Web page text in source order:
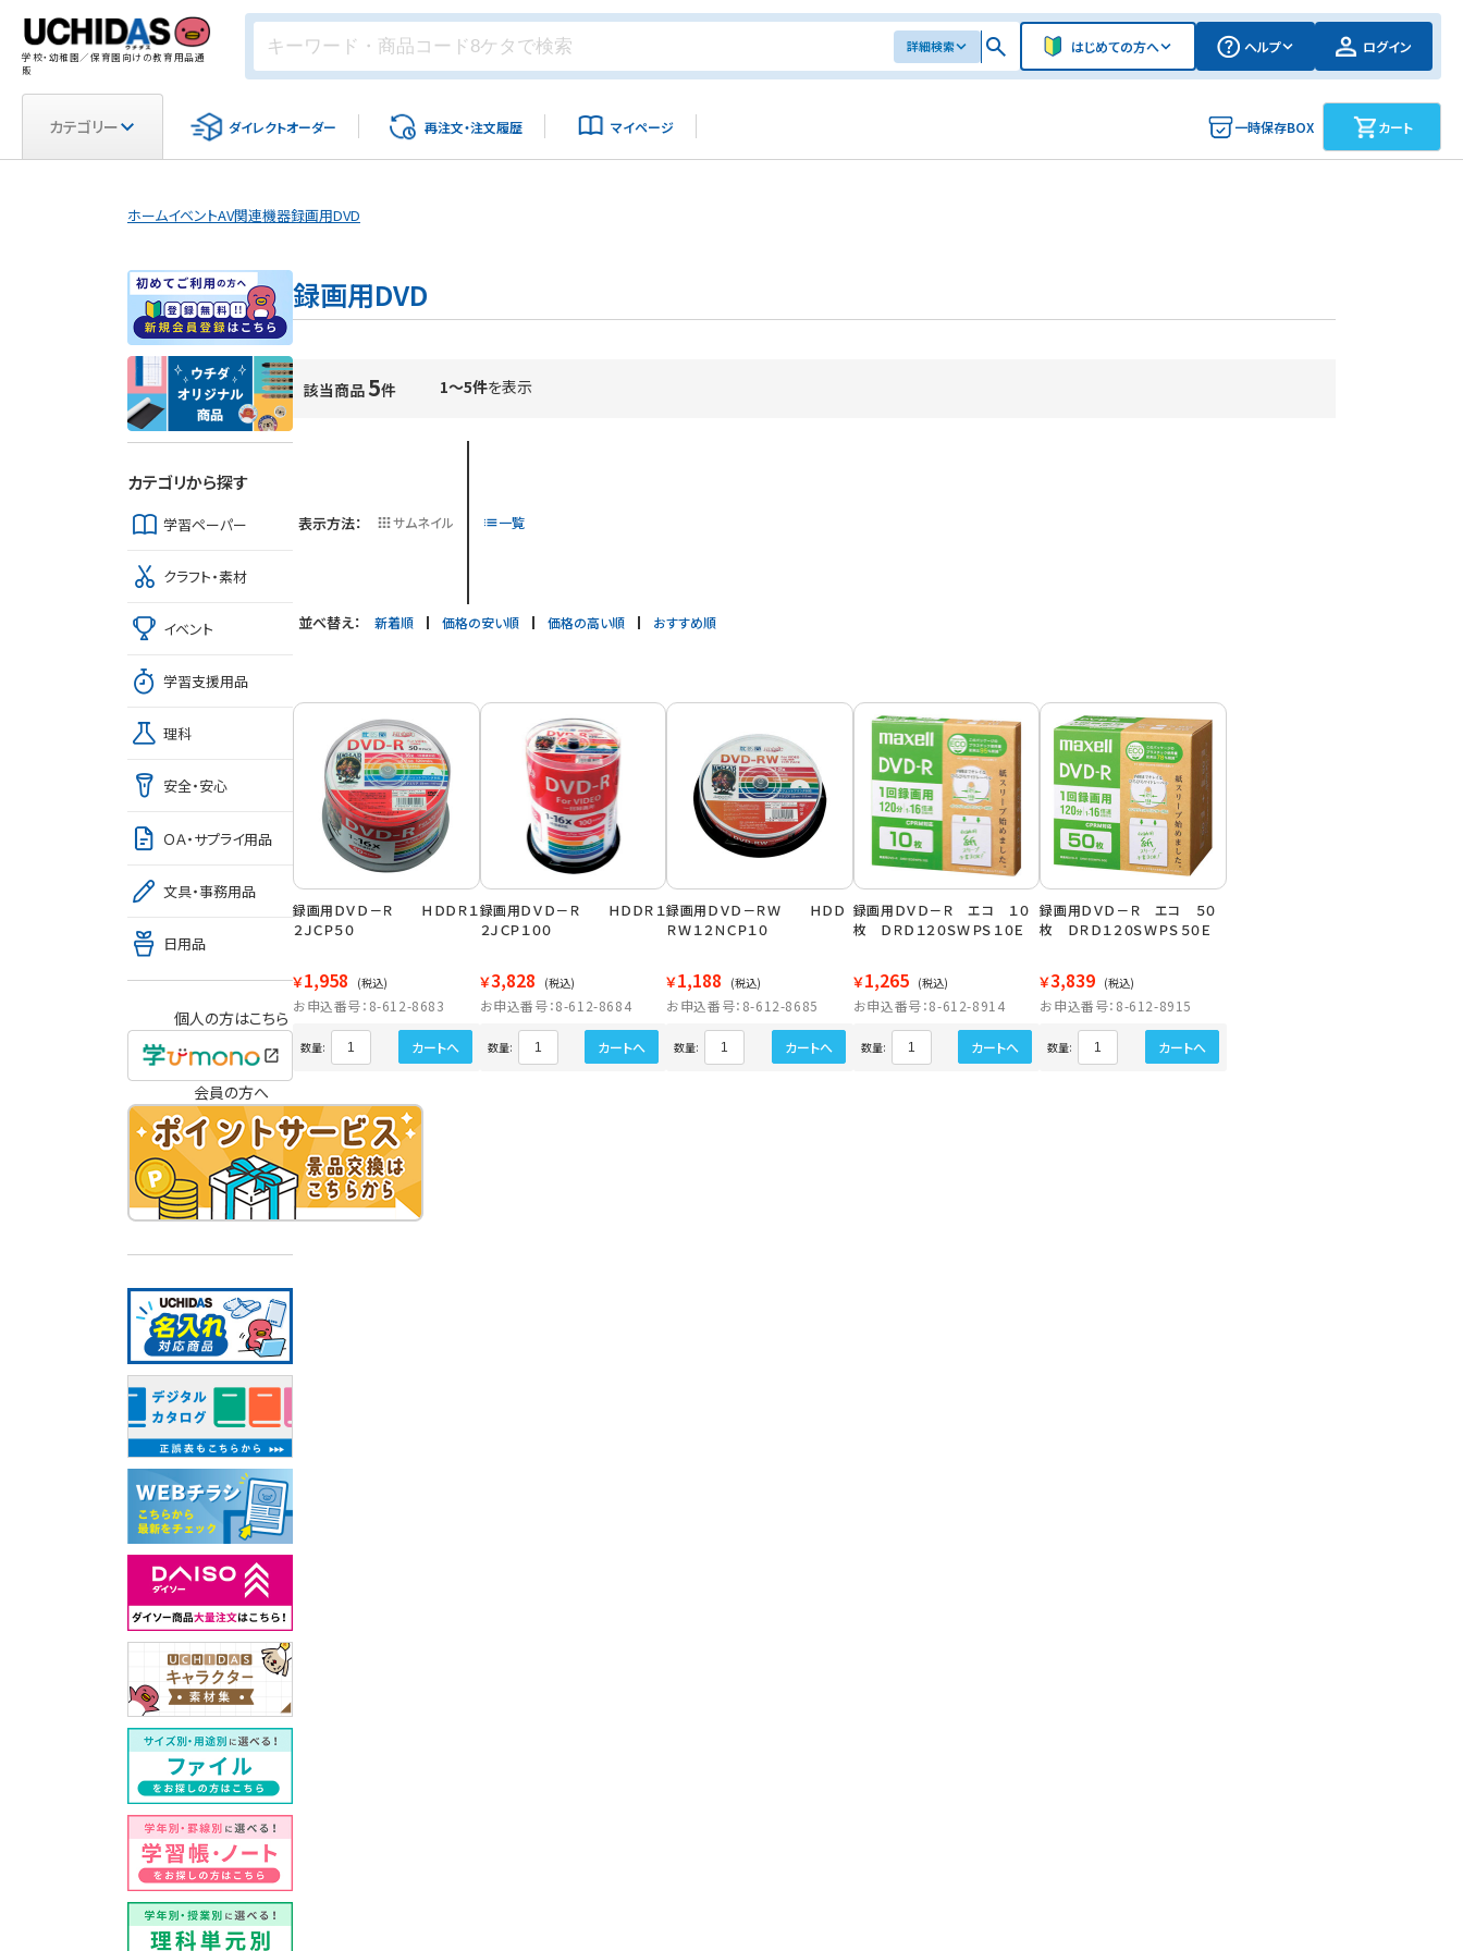
学校・幼稚園／保育園向けの教育用品通
販
詳細検索 はじめての方へ ヘルプ ログイン
カテゴリー ダイレクトオーダー 再注文・注文履歴 マイページ 一時保存BOX カート
ホームイベントAV関連機器録画用DVD
録画用DVD
該当商品5件 1～5件を表示
表示方法： サムネイル 一覧
並べ替え： 新着順 価格の安い順 価格の高い順 おすすめ順
録画用ＤＶＤ－Ｒ ＨＤＤＲ１
２ＪＣＰ５０
￥1,958 (税込)
お申込番号：8-612-8683
数量: カートへ
録画用ＤＶＤ－Ｒ ＨＤＤＲ１
２ＪＣＰ１００
￥3,828 (税込)
お申込番号：8-612-8684
数量: カートへ
録画用ＤＶＤ－ＲＷ ＨＤＤ
ＲＷ１２ＮＣＰ１０
￥1,188 (税込)
お申込番号：8-612-8685
数量: カートへ
録画用ＤＶＤ－Ｒ エコ １０
枚 ＤＲＤ１２０ＳＷＰＳ１０Ｅ
￥1,265 (税込)
お申込番号：8-612-8914
数量: カートへ
録画用ＤＶＤ－Ｒ エコ ５０
枚 ＤＲＤ１２０ＳＷＰＳ５０Ｅ
￥3,839 (税込)
お申込番号：8-612-8915
数量: カートへ
カテゴリから探す
学習ペーパー
クラフト・素材
イベント
学習支援用品
理科
安全・安心
ＯＡ・サプライ用品
文具・事務用品
日用品
個人の方はこちら
会員の方へ